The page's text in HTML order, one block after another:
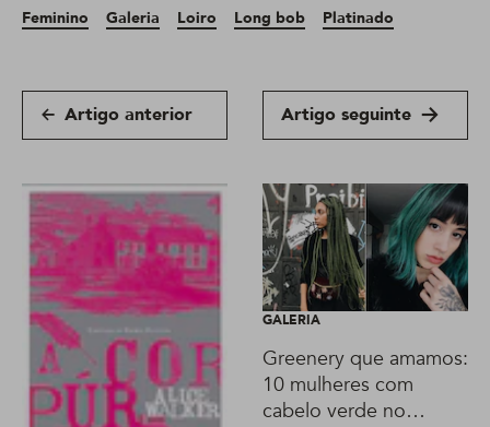
Feminino Galeria Loiro Long bob Platinado
Artigo anterior Artigo seguinte
GALERIA
Greenery que amamos:
10 mulheres com
cabelo verde no